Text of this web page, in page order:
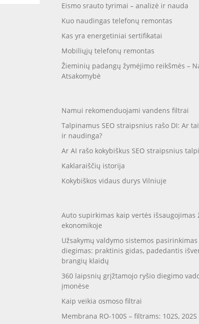
Eismo srauto tyrimai – analizė ir nauda
Kuo naudingas telefonų remontas
Kas yra energetiniai sertifikatai
Mobiliųjų telefonų remontas
Žieminių padangų žymėjimo reikšmės –
Atsakomybė
Namui rekomenduojami vandens filtrai
Talpinamus SEO straipsnius rašo DI: Ar
ir naudinga?
Ar AI rašo kokybiškus SEO straipsnius
Kaklaraiščių istorija
Kokybiškos vidaus durys Vilniuje
Auto supirkimas kaip vertės išsaugojimas
ekonomikoje
Užsakymų valdymo sistemos
diegimas: praktinis gidas, padedantis
brangių klaidų
360 laipsnių grįžtamojo ryšio diegimo
įmonėse
Kaip veikia osmoso filtrai
Membrana RO-100S – filtrams: 102S, 202S